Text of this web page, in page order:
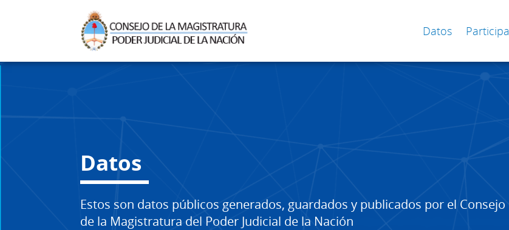
Datos
Datos
Estos son datos públicos generados, guardados y publicados por el Consejo
de la Magistratura del Poder Judicial de la Nación